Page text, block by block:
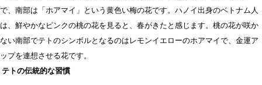
で、南部は「ホアマイ」という黄色い梅の花です。ハノイ出身のベトナム人
は、鮮やかなピンクの桃の花を見ると、春がきたと感じます。桃の花が咲か
ない南部でテトのシンボルとなるのはレモンイエローのホアマイで、金運ア
ップを連想させる花です。
テトの伝統的な習慣